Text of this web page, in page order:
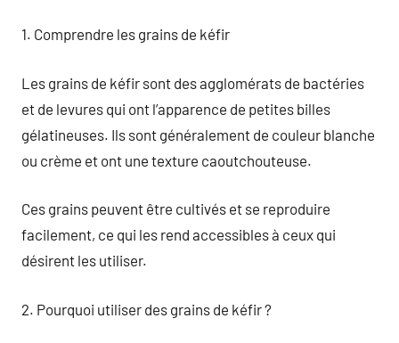
1. Comprendre les grains de kéfir
Les grains de kéfir sont des agglomérats de bactéries
et de levures qui ont l’apparence de petites billes
gélatineuses. Ils sont généralement de couleur blanche
ou crème et ont une texture caoutchouteuse.
Ces grains peuvent être cultivés et se reproduire
facilement, ce qui les rend accessibles à ceux qui
désirent les utiliser.
2. Pourquoi utiliser des grains de kéfir ?